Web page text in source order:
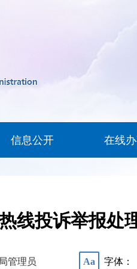
信息公开 在线
线投诉举报处
管理员 Aa 字体：